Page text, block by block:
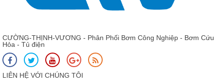
CƯỜNG-THỊNH-VƯƠNG - Phân Phối Bơm Công Nghiệp - Bơm Cứu
Hỏa - Tủ điện
LIÊN HỆ VỚI CHÚNG TÔI